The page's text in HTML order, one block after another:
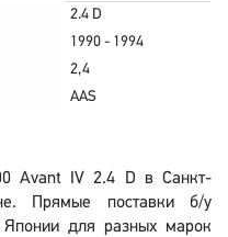
2.4 D
1990 - 1994
2,4
AAS
Avant IV 2.4 D в Санкт-
Прямые поставки б/у
для разных марок